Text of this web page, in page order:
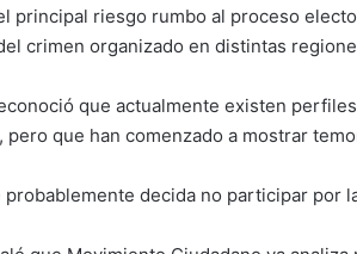
principal riesgo rumbo al proceso
crimen organizado en distintas
que actualmente existen
pero que han comenzado a mostrar
probablemente decida no participar por